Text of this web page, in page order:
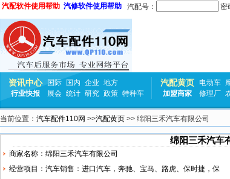
汽配软件使用帮助 汽修软件使用帮助 汽配号： 密
资讯中心 国际 国内 企业 地方
行业快报
展会 统计 研究 政策 特种车
汽配黄页 电动车
加盟商家
修理厂
当前位置： 汽车配件110网 >>汽配黄页 >> 绵阳三禾汽车有限公司
绵阳三禾汽车
商家名称：绵阳三禾汽车有限公司
经营项目：汽车销售：进口汽车， 奔驰、 宝马、 路虎、 保时捷 ，保